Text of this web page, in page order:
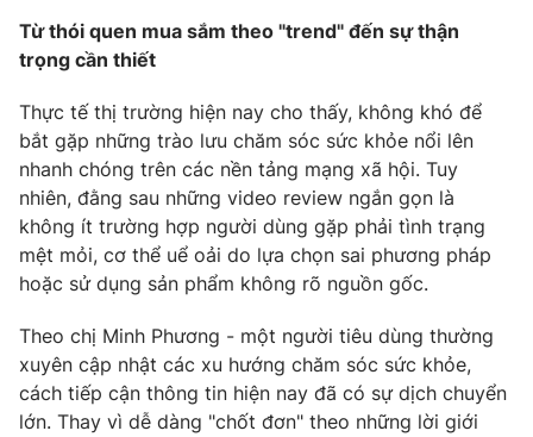
Nhân vật
Khán giả
Giải sao mai
Điện ảnh
Sao
Đời sống
Du lịch
Làm đẹp
Chất lượng cuộc sống
Giáo dục
Tuyển sinh
Học trực tuyến
Công nghệ
Hitech Công nghệ tương lai
Sản phẩm
Thị trường
Tư vấn
Giao lưu trực tuyến
Lịch phát sóng
Chuyên mục khác
Từ thói quen mua sắm theo "trend" đến sự thận
trọng cần thiết
Thực tế thị trường hiện nay cho thấy, không khó để
bắt gặp những trào lưu chăm sóc sức khỏe nổi lên
nhanh chóng trên các nền tảng mạng xã hội. Tuy
nhiên, đằng sau những video review ngắn gọn là
không ít trường hợp người dùng gặp phải tình trạng
mệt mỏi, cơ thể uể oải do lựa chọn sai phương pháp
hoặc sử dụng sản phẩm không rõ nguồn gốc.
Theo chị Minh Phương - một người tiêu dùng thường
xuyên cập nhật các xu hướng chăm sóc sức khỏe,
cách tiếp cận thông tin hiện nay đã có sự dịch chuyển
lớn. Thay vì dễ dàng "chốt đơn" theo những lời giới